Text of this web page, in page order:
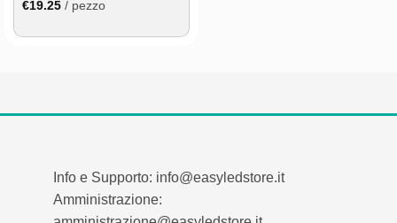
€19.25 / pezzo
Info e Supporto: info@easyledstore.it
Amministrazione: